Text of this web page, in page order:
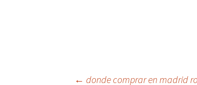
← donde comprar en madrid